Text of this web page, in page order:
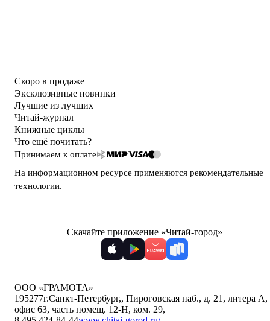
Скоро в продаже
Эксклюзивные новинки
Лучшие из лучших
Читай-журнал
Книжные циклы
Что ещё почитать?
Принимаем к оплате
На информационном ресурсе применяются рекомендательные
технологии.
Скачайте приложение «Читай-город»
ООО «ГРАМОТА»
195277г.Санкт-Петербург,, Пироговская наб., д. 21, литера А,
офис 63, часть помещ. 12-Н, ком. 29,